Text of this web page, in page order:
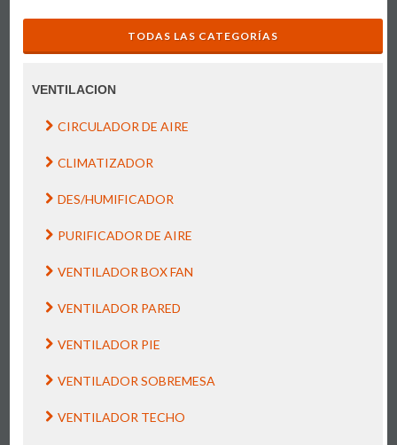
TODAS LAS CATEGORÍAS
VENTILACION
CIRCULADOR DE AIRE
CLIMATIZADOR
DES/HUMIFICADOR
PURIFICADOR DE AIRE
VENTILADOR BOX FAN
VENTILADOR PARED
VENTILADOR PIE
VENTILADOR SOBREMESA
VENTILADOR TECHO